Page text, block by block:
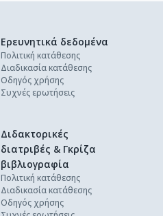
Ερευνητικά δεδομένα
Πολιτική κατάθεσης
Διαδικασία κατάθεσης
Οδηγός χρήσης
Συχνές ερωτήσεις
Διδακτορικές
διατριβές & Γκρίζα
βιβλιογραφία
Πολιτική κατάθεσης
Διαδικασία κατάθεσης
Οδηγός χρήσης